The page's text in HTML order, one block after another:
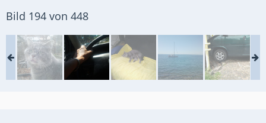
Bild 194 von 448